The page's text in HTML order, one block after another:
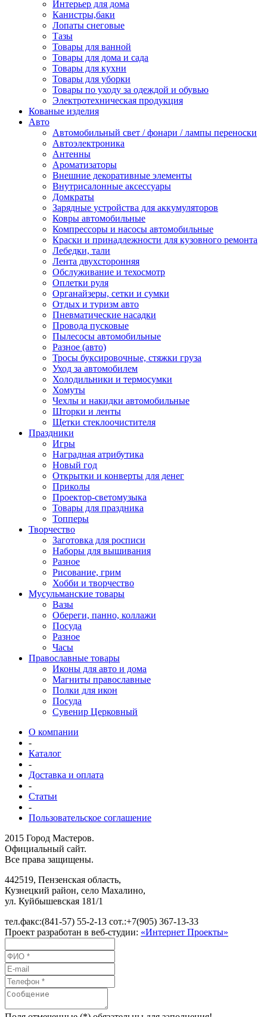
Интерьер для дома
Канистры,баки
Лопаты снеговые
Тазы
Товары для ванной
Товары для дома и сада
Товары для кухни
Товары для уборки
Товары по уходу за одеждой и обувью
Электротехническая продукция
Кованые изделия
Авто
Автомобильный свет / фонари / лампы переноски
Автоэлектроника
Антенны
Ароматизаторы
Внешние декоративные элементы
Внутрисалонные аксессуары
Домкраты
Зарядные устройства для аккумуляторов
Ковры автомобильные
Компрессоры и насосы автомобильные
Краски и принадлежности для кузовного ремонта
Лебедки, тали
Лента двухсторонняя
Обслуживание и техосмотр
Оплетки руля
Органайзеры, сетки и сумки
Отдых и туризм авто
Пневматические насадки
Провода пусковые
Пылесосы автомобильные
Разное (авто)
Тросы буксировочные, стяжки груза
Уход за автомобилем
Холодильники и термосумки
Хомуты
Чехлы и накидки автомобильные
Шторки и ленты
Щетки стеклоочистителя
Праздники
Игры
Наградная атрибутика
Новый год
Открытки и конверты для денег
Приколы
Проектор-светомузыка
Товары для праздника
Топперы
Творчество
Заготовка для росписи
Наборы для вышивания
Разное
Рисование, грим
Хобби и творчество
Мусульманские товары
Вазы
Обереги, панно, коллажи
Посуда
Разное
Часы
Православные товары
Иконы для авто и дома
Магниты православные
Полки для икон
Посуда
Сувенир Церковный
О компании
-
Каталог
-
Доставка и оплата
-
Статьи
-
Пользовательское соглашение
2015 Город Мастеров.
Официальный сайт.
Все права защищены.
442519, Пензенская область,
Кузнецкий район, село Махалино,
ул. Куйбышевская 181/1
тел.факс:(841-57) 55-2-13 сот.:+7(905) 367-13-33
Проект разработан в веб-студии: «Интернет Проекты»